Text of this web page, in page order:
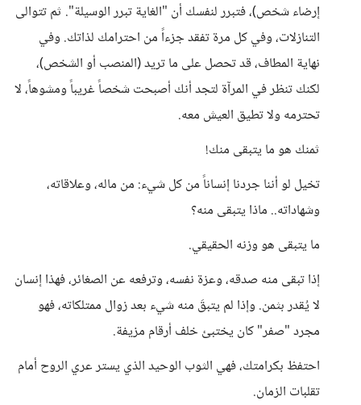
إرضاء شخص)، فتبرر لنفسك أن "الغاية تبرر الوسيلة". ثم تتوالى
التنازلات، وفي كل مرة تفقد جزءاً من احترامك لذاتك. وفي
نهاية المطاف، قد تحصل على ما تريد (المنصب أو الشخص)،
لكنك تنظر في المرآة لتجد أنك أصبحت شخصاً غريباً ومشوهاً، لا
تحترمه ولا تطيق العيش معه.
ثمنك هو ما يتبقى منك!
تخيل لو أننا جردنا إنساناً من كل شيء: من ماله، وعلاقاته،
وشهاداته.. ماذا يتبقى منه؟
ما يتبقى هو وزنه الحقيقي.
إذا تبقى منه صدقه، وعزة نفسه، وترفعه عن الصغائر، فهذا إنسان
لا يُقدر بثمن. وإذا لم يتبقَ منه شيء بعد زوال ممتلكاته، فهو
مجرد "صفر" كان يختبئ خلف أرقام مزيفة.
احتفظ بكرامتك، فهي الثوب الوحيد الذي يستر عري الروح أمام
تقلبات الزمان.